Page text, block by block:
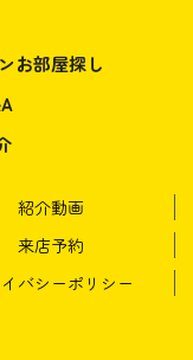
お部屋探し
紹介動画
来店予約
バシーポリシー